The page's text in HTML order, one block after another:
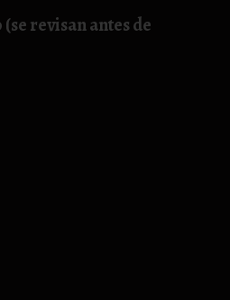
revisan antes de